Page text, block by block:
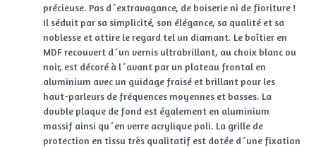
précieuse. Pas d´extravagance, de boiserie ni de fioriture !
Il séduit par sa simplicité, son élégance, sa qualité et sa
noblesse et attire le regard tel un diamant. Le boîtier en
MDF recouvert d´un vernis ultrabrillant, au choix blanc ou
noir, est décoré à l´avant par un plateau frontal en
aluminium avec un guidage fraisé et brillant pour les
haut-parleurs de fréquences moyennes et basses. La
double plaque de fond est également en aluminium
massif ainsi qu´en verre acrylique poli. La grille de
protection en tissu très qualitatif est dotée d´une fixation